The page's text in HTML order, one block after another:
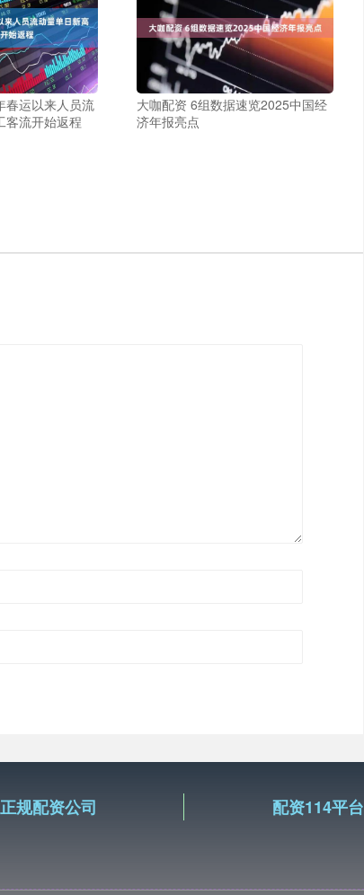
春运以来人员流
客流开始返程
大咖配资 6组数据速览2025中国经
济年报亮点
正规配资公司 配资114平台